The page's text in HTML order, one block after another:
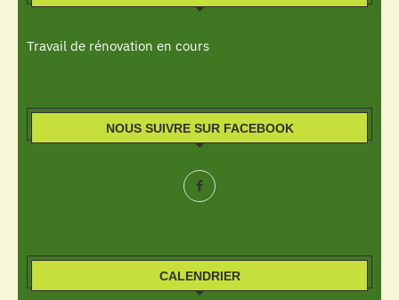
Travail de rénovation en cours
NOUS SUIVRE SUR FACEBOOK
CALENDRIER